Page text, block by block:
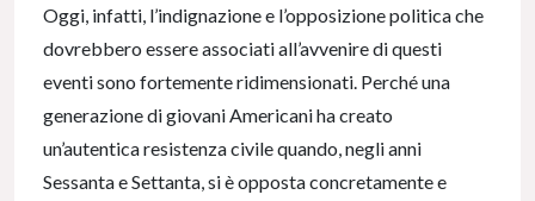
Oggi, infatti, l’indignazione e l’opposizione politica che
dovrebbero essere associati all’avvenire di questi
eventi sono fortemente ridimensionati. Perché una
generazione di giovani Americani ha creato
un’autentica resistenza civile quando, negli anni
Sessanta e Settanta, si è opposta concretamente e